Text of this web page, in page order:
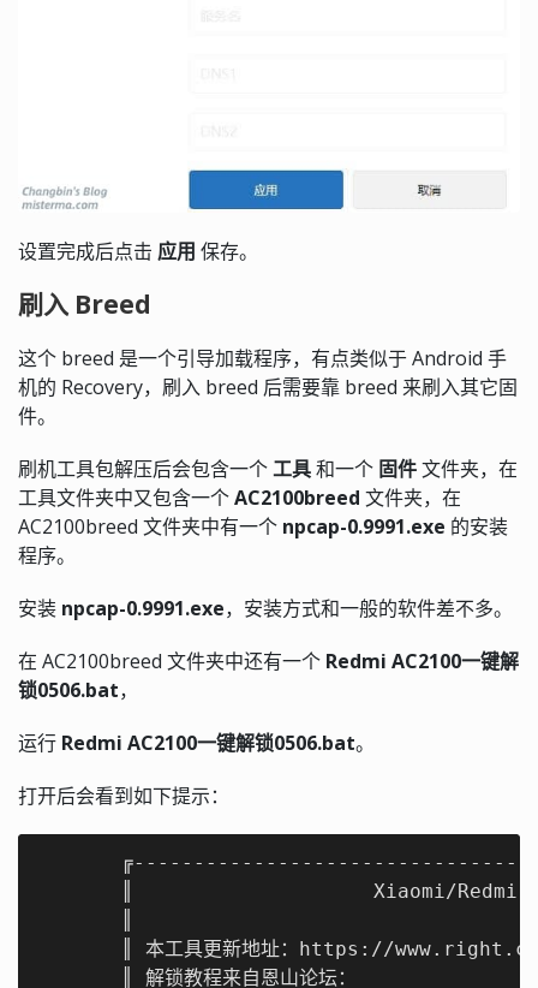
设置完成后点击 应用 保存。
刷入 Breed
这个 breed 是一个引导加载程序，有点类似于 Android 手
机的 Recovery，刷入 breed 后需要靠 breed 来刷入其它固
件。
刷机工具包解压后会包含一个工具和一个 固件文件夹，在
工具文件夹中又包含一个AC2100breed 文件夹，在
AC2100breed 文件夹中有一个 npcap-0.9991.exe 的安装
程序。
安装 npcap-0.9991.exe，安装方式和一般的软件差不多。
在 AC2100breed 文件夹中还有一个 Redmi AC2100一键解
锁0506.bat，
运行 Redmi AC2100一键解锁0506.bat。
打开后会看到如下提示：
║                    Xiaomi/Redmi
║ 本工具更新地址：https://
║ 解锁教程来自恩山论坛：